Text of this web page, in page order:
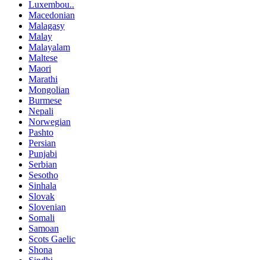
Luxembou..
Macedonian
Malagasy
Malay
Malayalam
Maltese
Maori
Marathi
Mongolian
Burmese
Nepali
Norwegian
Pashto
Persian
Punjabi
Serbian
Sesotho
Sinhala
Slovak
Slovenian
Somali
Samoan
Scots Gaelic
Shona